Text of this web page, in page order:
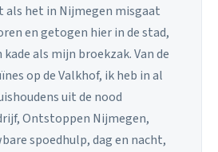
als het in Nijmegen misgaat
en getogen hier in de stad,
als mijn broekzak. Van de
op de Valkhof, ik heb in al
uit de nood
Ontstoppen Nijmegen,
spoedhulp, dag en nacht,